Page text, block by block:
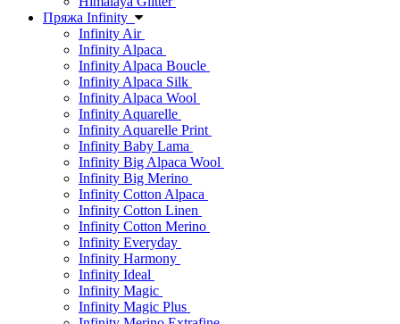
Пряжа Infinity
Infinity Air
Infinity Alpaca
Infinity Alpaca Boucle
Infinity Alpaca Silk
Infinity Alpaca Wool
Infinity Aquarelle
Infinity Aquarelle Print
Infinity Baby Lama
Infinity Big Alpaca Wool
Infinity Big Merino
Infinity Cotton Alpaca
Infinity Cotton Linen
Infinity Cotton Merino
Infinity Everyday
Infinity Harmony
Infinity Ideal
Infinity Magic
Infinity Magic Plus